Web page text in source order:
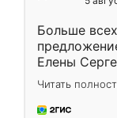
Больше
Елены
короткие
для замера
предложил
Читать